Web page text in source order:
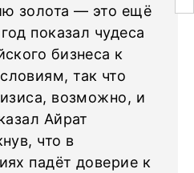
золота — это ещё
показал чудеса
бизнеса к
так что
возможно, и
Айрат
что в
падёт доверие к